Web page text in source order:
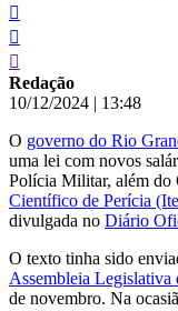
Redação
10/12/2024 | 13:48
O governo do Rio
uma lei com novos
Polícia Militar, além do
Científico de Perícia
divulgada no Diário
O texto tinha sido
Assembleia
de novembro. Na